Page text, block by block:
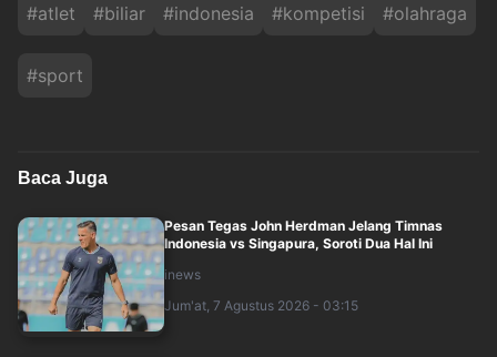
#atlet #biliar #indonesia #kompetisi #olahraga
#sport
Baca Juga
Pesan Tegas John Herdman Jelang Timnas
Indonesia vs Singapura, Soroti Dua Hal Ini
inews
Jum'at, 7 Agustus 2026 - 03:15